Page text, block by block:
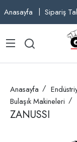
Anasayfa Sipariş
Anasayfa
Bulaşık Makineleri
ZANUSSI